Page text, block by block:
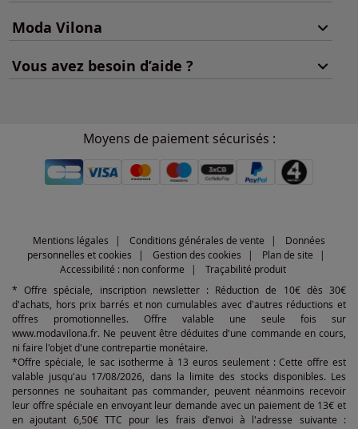
Moda Vilona
Vous avez besoin d’aide ?
Moyens de paiement sécurisés :
Mentions légales Conditions générales de vente
Données
personnelles et cookies
Gestion des cookies
Plan de site
Accessibilité : non conforme
Traçabilité produit
* Offre spéciale, inscription newsletter : Réduction de 10€ dès 30€
d'achats, hors prix barrés et non cumulables avec d'autres réductions et
offres promotionnelles. Offre valable une seule fois sur
www.modavilona.fr. Ne peuvent être déduites d'une commande en cours,
ni faire l'objet d'une contrepartie monétaire.
*Offre spéciale, le sac isotherme à 13 euros seulement : Cette offre est
valable jusqu'au 17/08/2026, dans la limite des stocks disponibles. Les
personnes ne souhaitant pas commander, peuvent néanmoins recevoir
leur offre spéciale en envoyant leur demande avec un paiement de 13€ et
en ajoutant 6,50€ TTC pour les frais d'envoi à l'adresse suivante :